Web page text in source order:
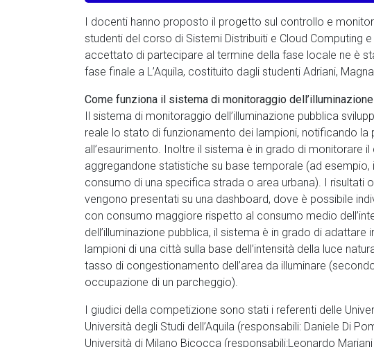
I docenti hanno proposto il progetto sul controllo e
studenti del corso di Sistemi Distribuiti e Cloud Computing
accettato di partecipare al termine della fase locale ne è
fase finale a L’Aquila, costituito dagli studenti Adriani,
Come funziona il sistema di monitoraggio
Il sistema di monitoraggio dell’illuminazione pubblica
reale lo stato di funzionamento dei lampioni, notificando
all’esaurimento. Inoltre il sistema è in grado di monitorare
aggregandone statistiche su base temporale (ad
consumo di una specifica strada o area urbana). I risultati
vengono presentati su una dashboard, dove è possibile
con consumo maggiore rispetto al consumo medio
dell’illuminazione pubblica, il sistema è in grado di adattare
lampioni di una città sulla base dell’intensità della luce
tasso di congestionamento dell’area da illuminare
occupazione di un parcheggio).
I giudici della competizione sono stati i referenti delle
Università degli Studi dell’Aquila (responsabili: Daniele Di
Università di Milano Bicocca (responsabili:Leonardo